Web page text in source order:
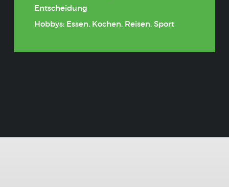
Entscheidung
Hobbys: Essen, Kochen, Reisen, Sport